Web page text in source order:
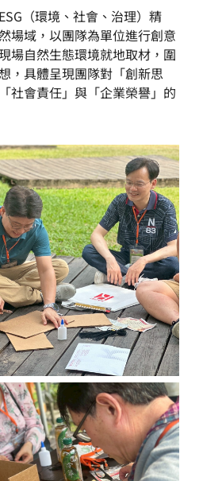
（環境、社會、治理）精
場域，以團隊為單位進行創意
場自然生態環境就地取材，圍
，具體呈現團隊對「創新思
社會責任」與「企業榮譽」的